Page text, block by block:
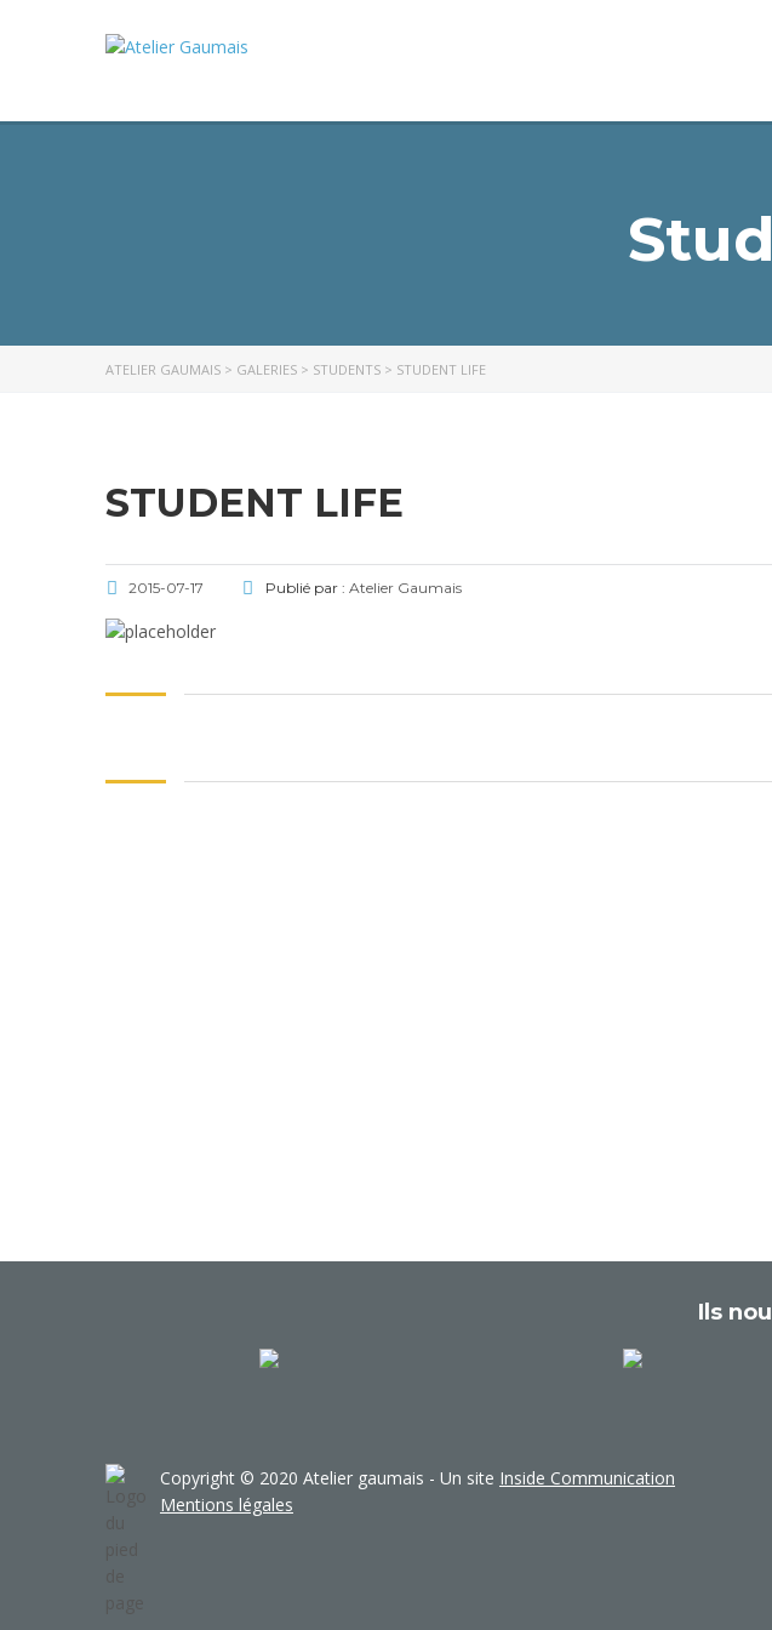
ATELIER GAUMAIS > GALERIES > STUDENTS > STUDENT LIFE
STUDENT LIFE
2015-07-17 Publié par : Atelier Gaumais
Ils
Copyright © 2020 Atelier gaumais - Un site Inside Communication
Mentions légales